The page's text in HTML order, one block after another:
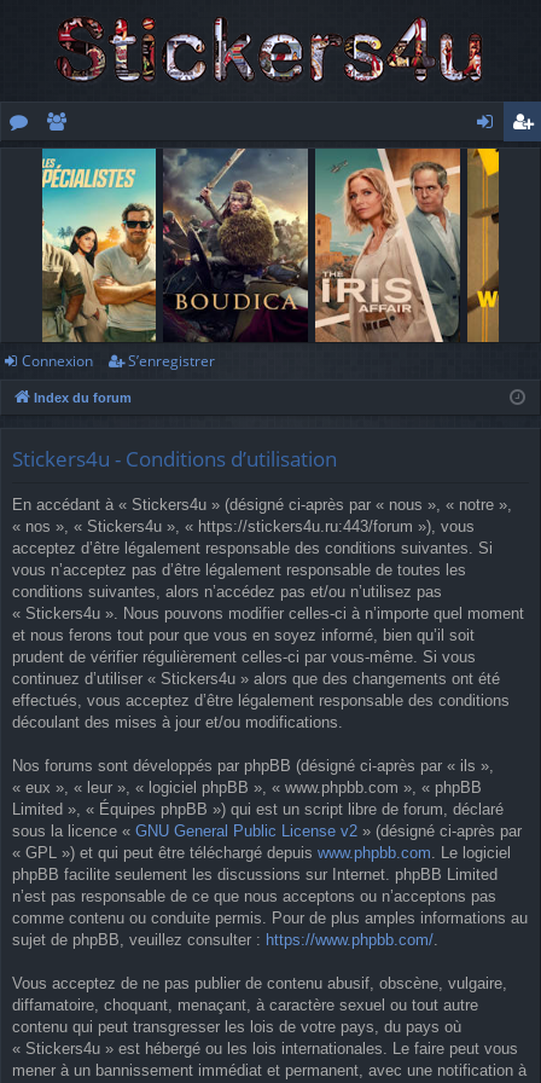
e
m
br
es
o
n
ne
xi
Connexion S’enregistrer
Index du forum
Stickers4u - Conditions d’utilisation
En accédant à « Stickers4u » (désigné ci-après par « nous », « notre »,
« nos », « Stickers4u », « https://stickers4u.ru:443/forum »), vous
acceptez d’être légalement responsable des conditions suivantes. Si
vous n’acceptez pas d’être légalement responsable de toutes les
conditions suivantes, alors n’accédez pas et/ou n’utilisez pas
« Stickers4u ». Nous pouvons modifier celles-ci à n’importe quel moment
et nous ferons tout pour que vous en soyez informé, bien qu’il soit
prudent de vérifier régulièrement celles-ci par vous-même. Si vous
continuez d’utiliser « Stickers4u » alors que des changements ont été
effectués, vous acceptez d’être légalement responsable des conditions
découlant des mises à jour et/ou modifications.
Nos forums sont développés par phpBB (désigné ci-après par « ils »,
« eux », « leur », « logiciel phpBB », « www.phpbb.com », « phpBB
Limited », « Équipes phpBB ») qui est un script libre de forum, déclaré
sous la licence « GNU General Public License v2 » (désigné ci-après par
« GPL ») et qui peut être téléchargé depuis www.phpbb.com . Le logiciel
phpBB facilite seulement les discussions sur Internet. phpBB Limited
n’est pas responsable de ce que nous acceptons ou n’acceptons pas
comme contenu ou conduite permis. Pour de plus amples informations au
sujet de phpBB, veuillez consulter : https://www.phpbb.com/
Vous acceptez de ne pas publier de contenu abusif, obscène, vulgaire,
diffamatoire, choquant, menaçant, à caractère sexuel ou tout autre
contenu qui peut transgresser les lois de votre pays, du pays où
« Stickers4u » est hébergé ou les lois internationales. Le faire peut vous
mener à un bannissement immédiat et permanent, avec une notification à